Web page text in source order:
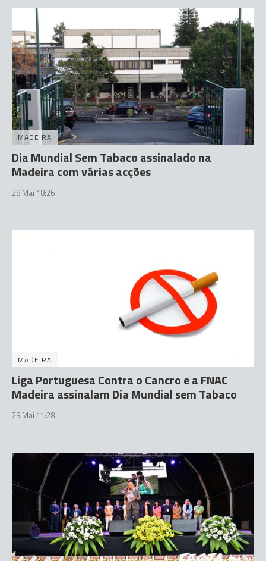
MADEIRA
Dia Mundial Sem Tabaco assinalado na
Madeira com várias acções
28 Mai 18:26
MADEIRA
Liga Portuguesa Contra o Cancro e a FNAC
Madeira assinalam Dia Mundial sem Tabaco
29 Mai 11:28